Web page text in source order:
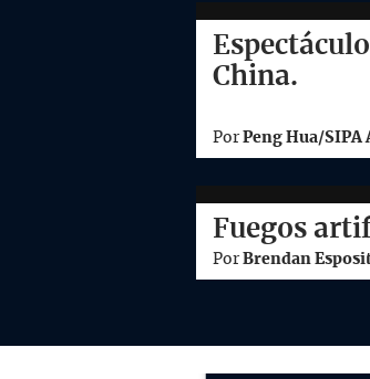
China.
PorPeng Hua/SIPA
Fuegos
PorBrendan